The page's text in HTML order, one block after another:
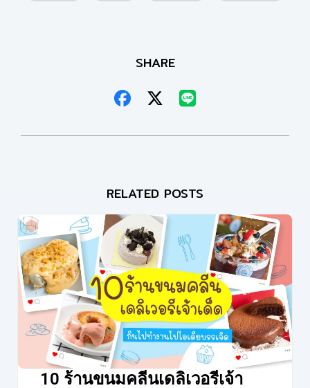
SHARE
RELATED POSTS
10 ร้านขนมคลีนเดลิเวอรีเจ้า